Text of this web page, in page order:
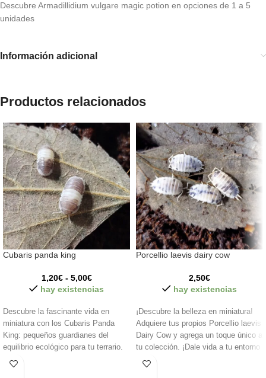
Descubre Armadillidium vulgare magic potion en opciones de 1 a 5
unidades
Información adicional
Productos relacionados
Cubaris panda king
1,20€ - 5,00€
hay existencias
Descubre la fascinante vida en
miniatura con los Cubaris Panda
King: pequeños guardianes del
equilibrio ecológico para tu terrario.
¡Dale vida a tu hábitat con estos
Porcellio laevis dairy cow
2,50€
hay existencias
¡Descubre la belleza en miniatura!
Adquiere tus propios Porcellio laevis
Dairy Cow y agrega un toque único a
tu colección. ¡Dale vida a tu entorno
con estos fascinantes isópodos! 🐄